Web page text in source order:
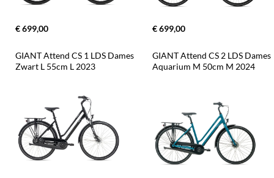
€ 699,00 € 699,00
GIANT Attend CS 1 LDS Dames
Zwart L 55cm L 2023
GIANT Attend CS 2 LDS Dames
Aquarium M 50cm M 2024